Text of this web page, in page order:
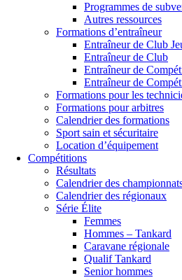
Programmes de
Autres ressources
Formations d’entraîneur
Entraîneur de Club
Entraîneur de Club
Entraîneur de
Entraîneur de
Formations pour les
Formations pour arbitres
Calendrier des formations
Sport sain et sécuritaire
Location d’équipement
Compétitions
Résultats
Calendrier des
Calendrier des régionaux
Série Élite
Femmes
Hommes – Tankard
Caravane régionale
Qualif Tankard
Senior hommes